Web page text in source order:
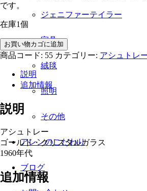
ジェニファーテイラー
家具
絨毯
照明
その他
アレンのこだわり
ブログ
です。
在庫1個
ゴ
ー
ス
タ
ル
ガ
ラ
ア
シ
お買い物カゴに追加
商品コード: 55 カテゴリー: アシュトレ
説明
追加情報
説明
アシュトレー
ゴールド・クリスタルガラス
1960年代
追加情報